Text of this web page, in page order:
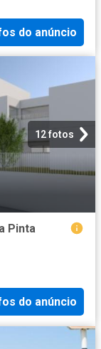
do anúncio
12 fotos
Pinta
do anúncio